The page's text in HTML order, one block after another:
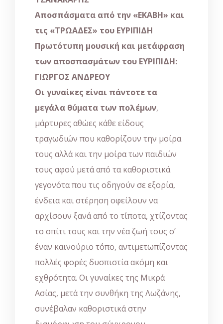
Αποσπάσματα από την «ΕΚΑΒΗ» και
τις «ΤΡΩΑΔΕΣ» του ΕΥΡΙΠΙΔΗ
Πρωτότυπη μουσική και μετάφραση
των αποσπασμάτων του ΕΥΡΙΠΙΔΗ:
ΓΙΩΡΓΟΣ ΑΝΔΡΕΟΥ
Οι γυναίκες είναι πάντοτε τα
μεγάλα θύματα των πολέμων,
μάρτυρες αθώες κάθε είδους
τραγωδιών που καθορίζουν την μοίρα
τους αλλά και την μοίρα των παιδιών
τους αφού μετά από τα καθοριστικά
γεγονότα που τις οδηγούν σε εξορία,
ένδεια και στέρηση οφείλουν να
αρχίσουν ξανά από το τίποτα, χτίζοντας
το σπίτι τους και την νέα ζωή τους σ’
έναν καινούριο τόπο, αντιμετωπίζοντας
πολλές φορές δυσπιστία ακόμη και
εχθρότητα. Οι γυναίκες της Μικρά
Ασίας, μετά την συνθήκη της Λωζάνης,
συνέβαλαν καθοριστικά στην